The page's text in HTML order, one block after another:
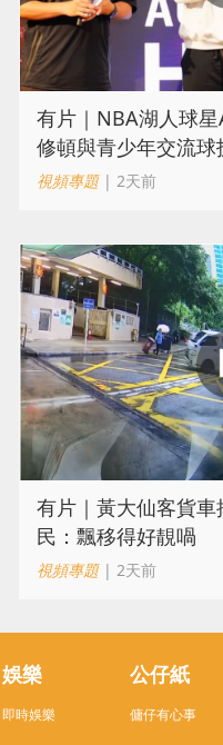
有片｜NBA湖人球
修頓與青少年交流球
視頻專題| 2天前
有片｜黃大仙客貨
民：飄移得好靚喎
視頻專題| 2天前
娛樂
即時娛樂
公仔紙
傭仔有心事